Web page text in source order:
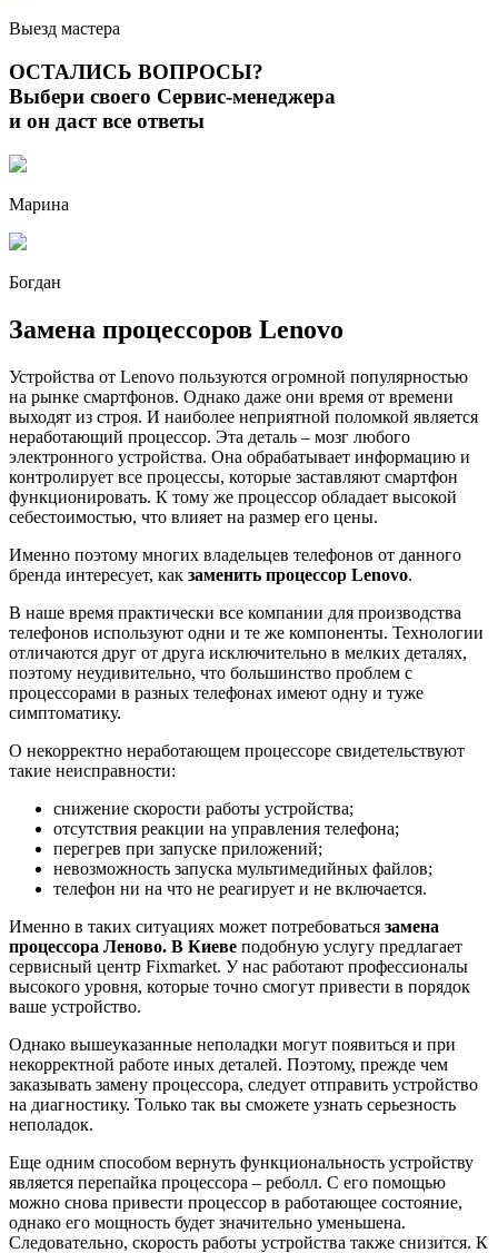
Выезд мастера
ОСТАЛИСЬ ВОПРОСЫ?
Выбери своего Сервис-менеджера
и он даст все ответы
Марина
Богдан
Замена процессоров Lenovo
Устройства от Lenovo пользуются огромной популярностью
на рынке смартфонов. Однако даже они время от времени
выходят из строя. И наиболее неприятной поломкой является
неработающий процессор. Эта деталь ‒ мозг любого
электронного устройства. Она обрабатывает информацию и
контролирует все процессы, которые заставляют смартфон
функционировать. К тому же процессор обладает высокой
себестоимостью, что влияет на размер его цены.
Именно поэтому многих владельцев телефонов от данного
бренда интересует, как заменить процессор Lenovo.
В наше время практически все компании для производства
телефонов используют одни и те же компоненты. Технологии
отличаются друг от друга исключительно в мелких деталях,
поэтому неудивительно, что большинство проблем с
процессорами в разных телефонах имеют одну и туже
симптоматику.
О некорректно неработающем процессоре свидетельствуют
такие неисправности:
снижение скорости работы устройства;
отсутствия реакции на управления телефона;
перегрев при запуске приложений;
невозможность запуска мультимедийных файлов;
телефон ни на что не реагирует и не включается.
Именно в таких ситуациях может потребоваться замена
процессора Леново. В Киеве подобную услугу предлагает
сервисный центр Fixmarket. У нас работают профессионалы
высокого уровня, которые точно смогут привести в порядок
ваше устройство.
Однако вышеуказанные неполадки могут появиться и при
некорректной работе иных деталей. Поэтому, прежде чем
заказывать замену процессора, следует отправить устройство
на диагностику. Только так вы сможете узнать серьезность
неполадок.
Еще одним способом вернуть функциональность устройству
является перепайка процессора ‒ реболл. С его помощью
можно снова привести процессор в работающее состояние,
однако его мощность будет значительно уменьшена.
Следовательно, скорость работы устройства также снизится. К